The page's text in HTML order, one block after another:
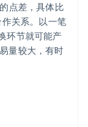
的点差，具体比
关系。以一笔
环节就可能产
量较大，有时